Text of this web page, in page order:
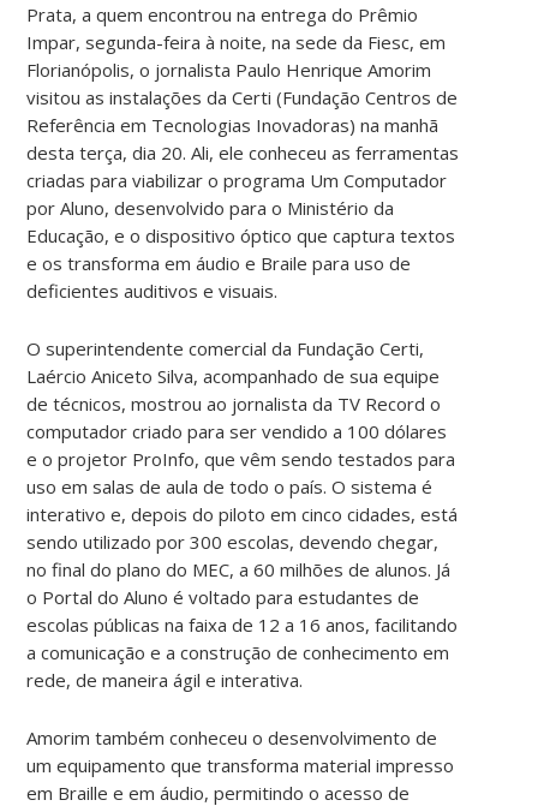
Prata, a quem encontrou na entrega do Prêmio
Impar, segunda-feira à noite, na sede da Fiesc, em
Florianópolis, o jornalista Paulo Henrique Amorim
visitou as instalações da Certi (Fundação Centros de
Referência em Tecnologias Inovadoras) na manhã
desta terça, dia 20. Ali, ele conheceu as ferramentas
criadas para viabilizar o programa Um Computador
por Aluno, desenvolvido para o Ministério da
Educação, e o dispositivo óptico que captura textos
e os transforma em áudio e Braile para uso de
deficientes auditivos e visuais.
O superintendente comercial da Fundação Certi,
Laércio Aniceto Silva, acompanhado de sua equipe
de técnicos, mostrou ao jornalista da TV Record o
computador criado para ser vendido a 100 dólares
e o projetor ProInfo, que vêm sendo testados para
uso em salas de aula de todo o país. O sistema é
interativo e, depois do piloto em cinco cidades, está
sendo utilizado por 300 escolas, devendo chegar,
no final do plano do MEC, a 60 milhões de alunos. Já
o Portal do Aluno é voltado para estudantes de
escolas públicas na faixa de 12 a 16 anos, facilitando
a comunicação e a construção de conhecimento em
rede, de maneira ágil e interativa.
Amorim também conheceu o desenvolvimento de
um equipamento que transforma material impresso
em Braille e em áudio, permitindo o acesso de